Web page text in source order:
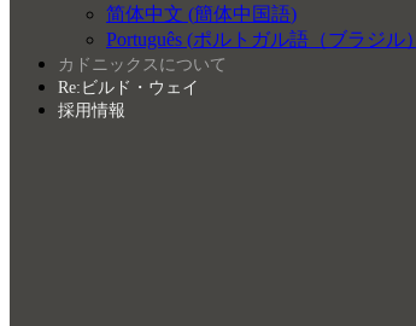
简体中文 (簡体中国語)
Português (ポルトガル語（ブラジル）
カドニックスについて
Re:ビルド・ウェイ
採用情報